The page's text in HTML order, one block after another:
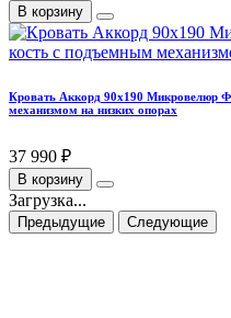
В корзину
Кровать Аккорд 90х190 Микровелюр
механизмом на низких опорах
37 990 ₽
В корзину
Загрузка...
Предыдущие Следующие